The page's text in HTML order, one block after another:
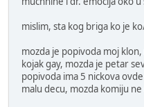
mislim, sta kog briga ko je
mozda je popivoda moj
kojak gay, mozda je petar
popivoda ima 5 nickova
malu decu, mozda komiju